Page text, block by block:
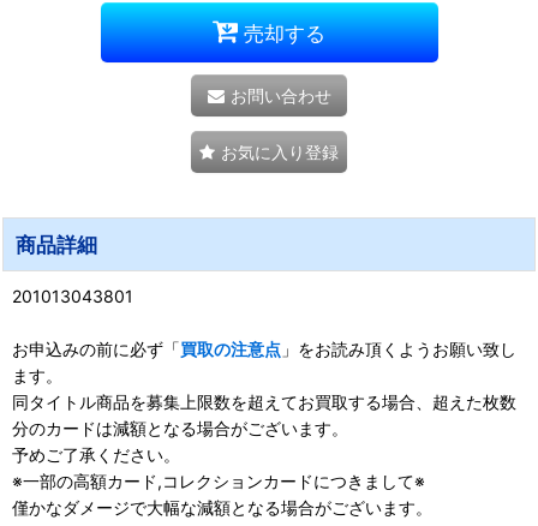
売却する
お問い合わせ
お気に入り登録
商品詳細
201013043801
お申込みの前に必ず「買取の注意点 」をお読み頂くようお願い致し
ます。
同タイトル商品を募集上限数を超えてお買取する場合、超えた枚数
分のカードは減額となる場合がございます。
予めご了承ください。
※一部の高額カード,コレクションカードにつきまして※
僅かなダメージで大幅な減額となる場合がございます。